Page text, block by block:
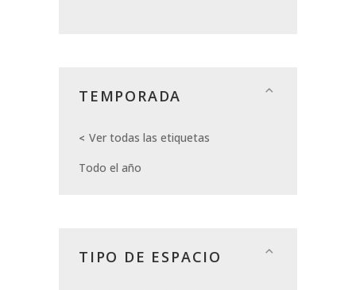
TEMPORADA
Ver todas las etiquetas
Todo el año
TIPO DE ESPACIO